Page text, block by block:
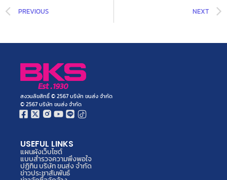
PREVIOUS NEXT
สงวนลิขสิทธิ์ © 2567 บริษัท ขนส่ง จำกัด
© 2567 บริษัท ขนส่ง จำกัด
USEFUL LINKS
แผนผังเว็บไซต์
แบบสำรวจความพึงพอใจ
ปฏิทิน บริษัท ขนส่ง จำกัด
ข่าวประชาสัมพันธ์